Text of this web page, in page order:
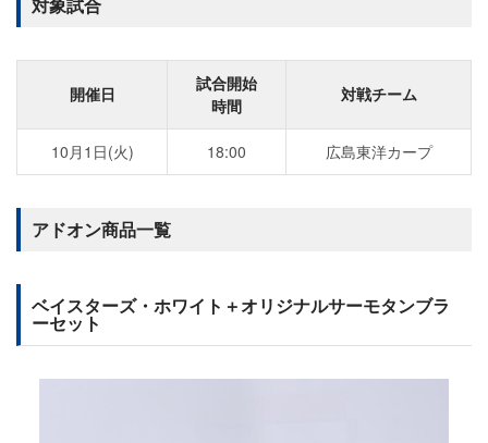
開催日
試合開始
時間
対戦チーム
10月1日(火) 18:00 広島東洋カープ
アドオン商品一覧
ベイスターズ・ホワイト＋オリジナルサーモタンブラ
ーセット